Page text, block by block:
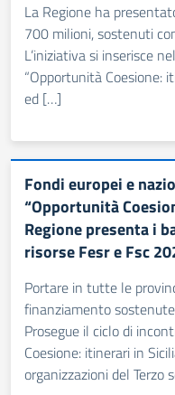
La Regione ha
700 milioni, sostenuti
L’iniziativa si inserisce
“Opportunità Coesione:
ed […]
Fondi europei e
“Opportunità
Regione presenta i
risorse Fesr e Fsc
Portare in tutte le
finanziamento
Prosegue il ciclo di
Coesione: itinerari in
organizzazioni del Terzo